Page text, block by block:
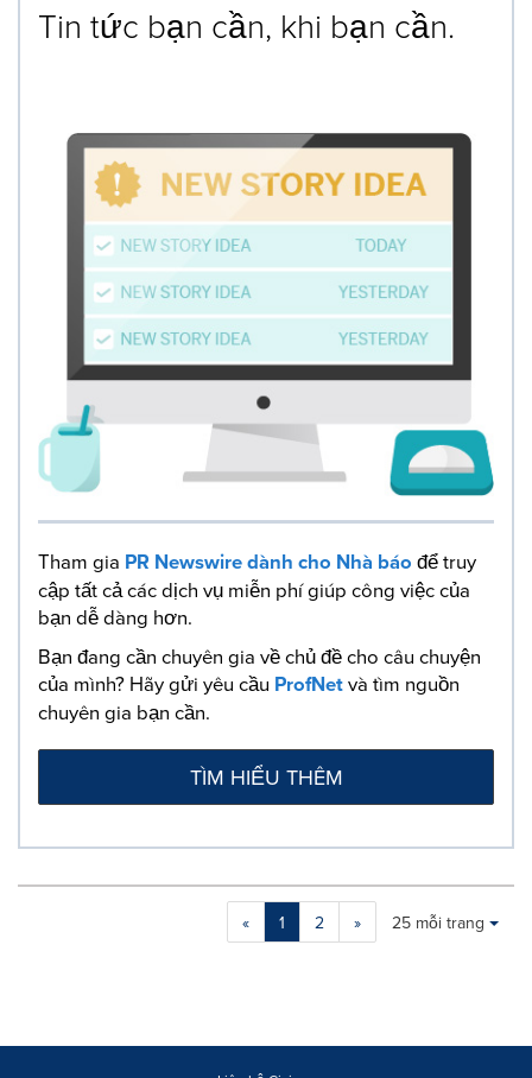
Tin tức bạn cần, khi bạn cần.
Tham gia PR Newswire dành cho Nhà báo để truy
cập tất cả các dịch vụ miễn phí giúp công việc của
bạn dễ dàng hơn.
Bạn đang cần chuyên gia về chủ đề cho câu chuyện
của mình? Hãy gửi yêu cầu ProfNetvà tìm nguồn
chuyên gia bạn cần.
TÌM HIỂU THÊM
« 1 2 »
Making
will
Items per page:
25 mỗi trang